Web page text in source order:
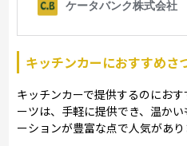
キッチンカーにおすすめさ
キッチンカーで提供するのにお
ーツは、手軽に提供でき、温か
ーションが豊富な点で人気があり